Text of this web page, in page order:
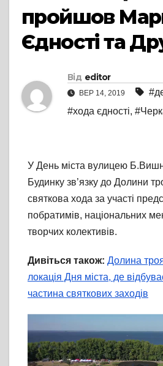
пройшов
Єдності та
Від editor
ВЕР 14, 2019
#хода єдності,
У День міста вулицею
Будинку зв’язку до Долини
святкова хода за участі
побратимів, національних
творчих колективів.
Дивіться також: Долина
локація Дня міста, де
частина святкових заходів